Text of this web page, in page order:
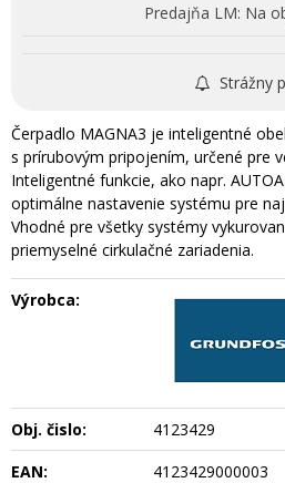
Predajňa LM: Na
Strážny
Čerpadlo MAGNA3 je inteligentné
s prírubovým pripojením, určené pre
Inteligentné funkcie, ako napr.
optimálne nastavenie systému pre
Vhodné pre všetky systémy
priemyselné cirkulačné zariadenia.
Výrobca:
Obj. čislo:
4123429
EAN:
4123429000003